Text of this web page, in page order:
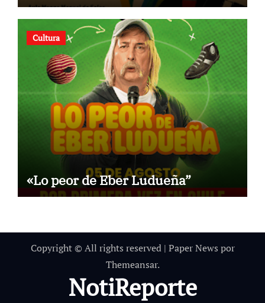
Cultura
«Lo peor de Eber Ludueña”
Copyright © All rights reserved | Paper News por
Themeansar.
NotiReporte